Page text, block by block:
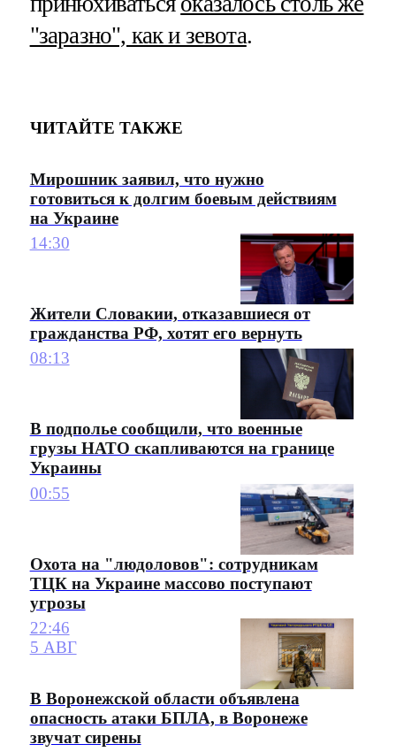
"заразно", как и зевота.
ЧИТАЙТЕ ТАКЖЕ
Мирошник заявил, что нужно
готовиться к долгим боевым действиям
на Украине
14:30
Жители Словакии, отказавшиеся от
гражданства РФ, хотят его вернуть
08:13
В подполье сообщили, что военные
грузы НАТО скапливаются на границе
Украины
00:55
Охота на "людоловов": сотрудникам
ТЦК на Украине массово поступают
угрозы
22:46
5 АВГ
В Воронежской области объявлена
опасность атаки БПЛА, в Воронеже
звучат сирены